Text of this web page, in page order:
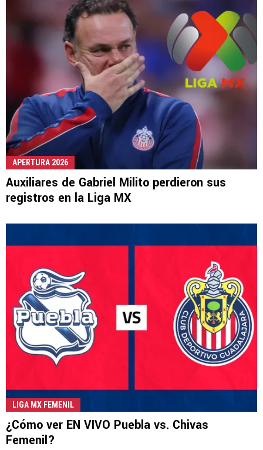
APERTURA 2026
Auxiliares de Gabriel Milito perdieron sus
registros en la Liga MX
LIGA MX FEMENIL
¿Cómo ver EN VIVO Puebla vs. Chivas
Femenil?